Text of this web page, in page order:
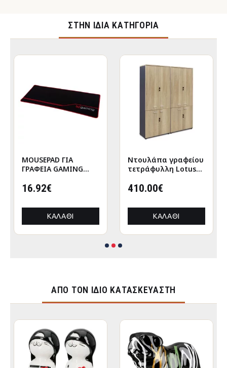
ΣΤΉΝ ΊΔΙΑ ΚΑΤΗΓΟΡΊΑ
MOUSEPAD ΓΙΑ
ΓΡΑΦΕΙΑ GAMING
ΜΑΥΡΟ ΧΡΩΜΑ
16.92€
ΚΑΛΆΘΙ
Nτουλάπα γραφείου
τετράφυλλη Lotus
ανθρακί
410.00€
ΚΑΛΆΘΙ
ΑΠΌ ΤΟΝ ΊΔΙΟ ΚΑΤΑΣΚΕΥΑΣΤΉ